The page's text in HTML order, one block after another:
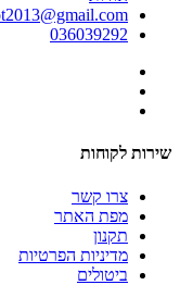
036039292
שירות לקוחות
צרו קשר
מפת האתר
תקנון
מדיניות הפרטיות
ביטולים